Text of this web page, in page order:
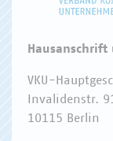
VKU-
Invalidenstr. 91
10115 Berlin